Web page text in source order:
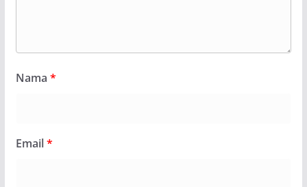
Nama *
Email*